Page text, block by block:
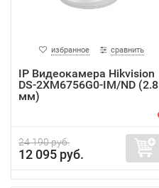
избранное сравнить
IP Видеокамера Hikvision
DS-2XM6756G0-IM/ND (2.8
мм)
24 190 руб.
12 095 руб.